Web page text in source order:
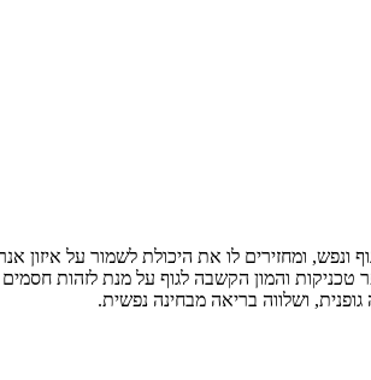
ונפש, ומחזירים לו את היכולת לשמור על איזון
והמון הקשבה לגוף על מנת לזהות
ושלווה בריאה מבחינה נפשית.